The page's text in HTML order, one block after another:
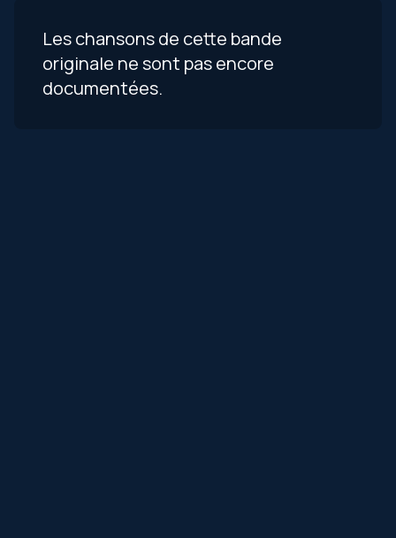
Les chansons de cette bande
originale ne sont pas encore
documentées.